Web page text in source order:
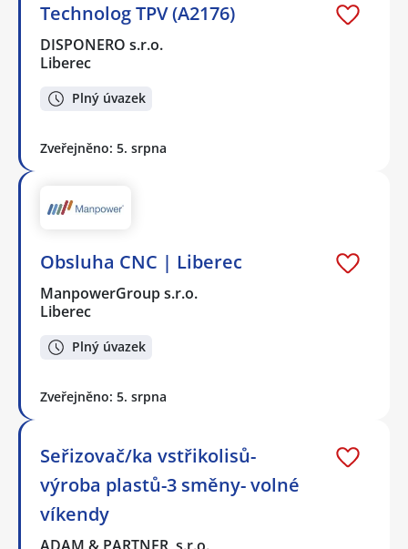
Technolog TPV (A2176)
DISPONERO s.r.o.
Liberec
Plný úvazek
Zveřejněno: 5. srpna
Obsluha CNC | Liberec
ManpowerGroup s.r.o.
Liberec
Plný úvazek
Zveřejněno: 5. srpna
Seřizovač/ka vstřikolisů-
výroba plastů-3 směny- volné
víkendy
ADAM & PARTNER, s.r.o.